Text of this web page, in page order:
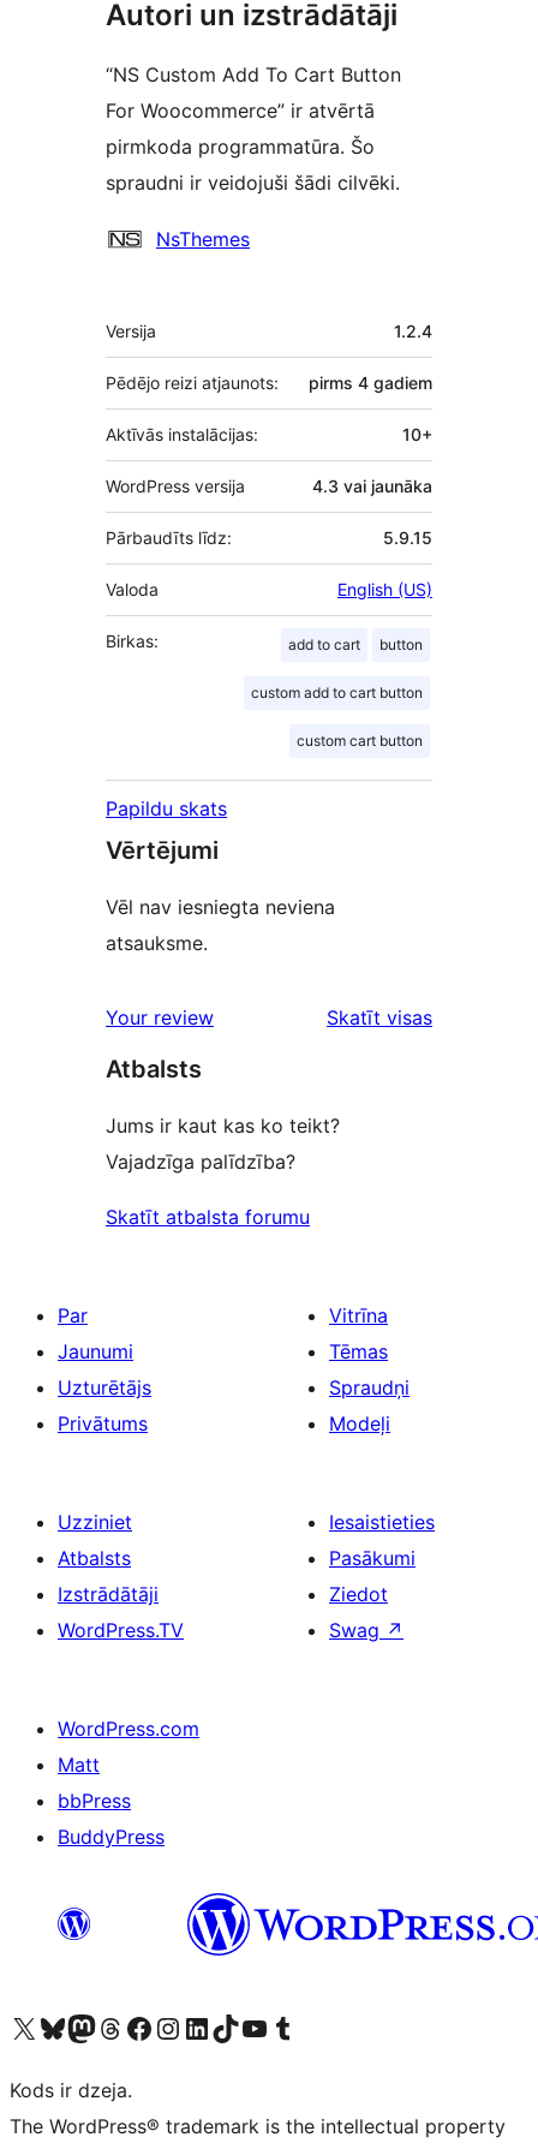
Autori un izstrādātāji
“NS Custom Add To Cart Button
For Woocommerce” ir atvērtā
pirmkoda programmatūra. Šo
spraudni ir veidojuši šādi cilvēki.
Līdzdalībnieki
NsThemes
Meta
Versija 1.2.4
Pēdējo reizi atjaunots: pirms 4 gadiem
Aktīvās instalācijas: 10+
WordPress versija 4.3 vai jaunāka
Pārbaudīts līdz: 5.9.15
Valoda English (US)
Birkas: add to cart button
custom add to cart button
custom cart button
Papildu skats
Vērtējumi
Vēl nav iesniegta neviena
atsauksme.
Your review
Skatīt visas
Atbalsts
Jums ir kaut kas ko teikt?
Vajadzīga palīdzība?
Skatīt atbalsta forumu
Par
Jaunumi
Uzturētājs
Privātums
Vitrīna
Tēmas
Spraudņi
Modeļi
Uzziniet
Atbalsts
Izstrādātāji
WordPress.TV
Iesaistieties
Pasākumi
Ziedot
Swag ↗
WordPress.com
Matt
bbPress
BuddyPress
Apmeklējiet mūsu X (agrāk Twitter) kontu
Apmeklējiet mūsu Bluesky kontu
Apmeklējiet mūsu Mastodon kontu
Apmeklējiet mūsu Threads kontu
Apmeklējiet mūsu Facebook lapuApmeklējiet mūsu Instagram kontu
Apmeklējiet mūsu LinkedIn kontu
Apmeklējiet mūsu TikTok kontu
Apmeklējiet mūsu YouTube kanālu
Apmeklējiet mūsu Tumblr kontu
Kods ir dzeja.
The WordPress® trademark is the intellectual property